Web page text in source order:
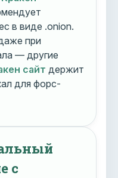
в виде .onion.
при
— другие
сайт держит
для форс-
с